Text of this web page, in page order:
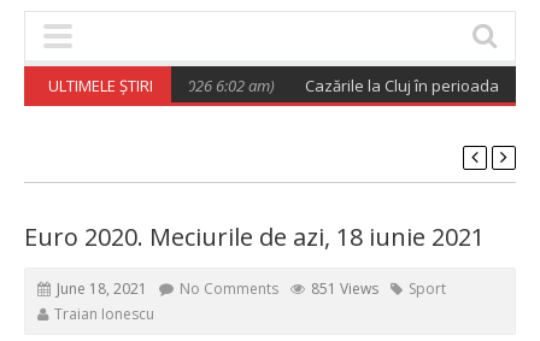
ULTIMELE ȘTIRI
European (August 6, 2026 6:02 am) Cazările la Cluj în perioada
Euro 2020. Meciurile de azi, 18 iunie 2021
June 18, 2021 No Comments 851 Views
Sport
Traian Ionescu